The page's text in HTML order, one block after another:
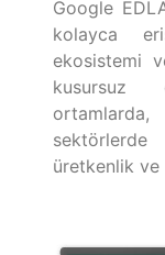
Google
kolayca
ekosistemi
kusursuz
üretkenlik